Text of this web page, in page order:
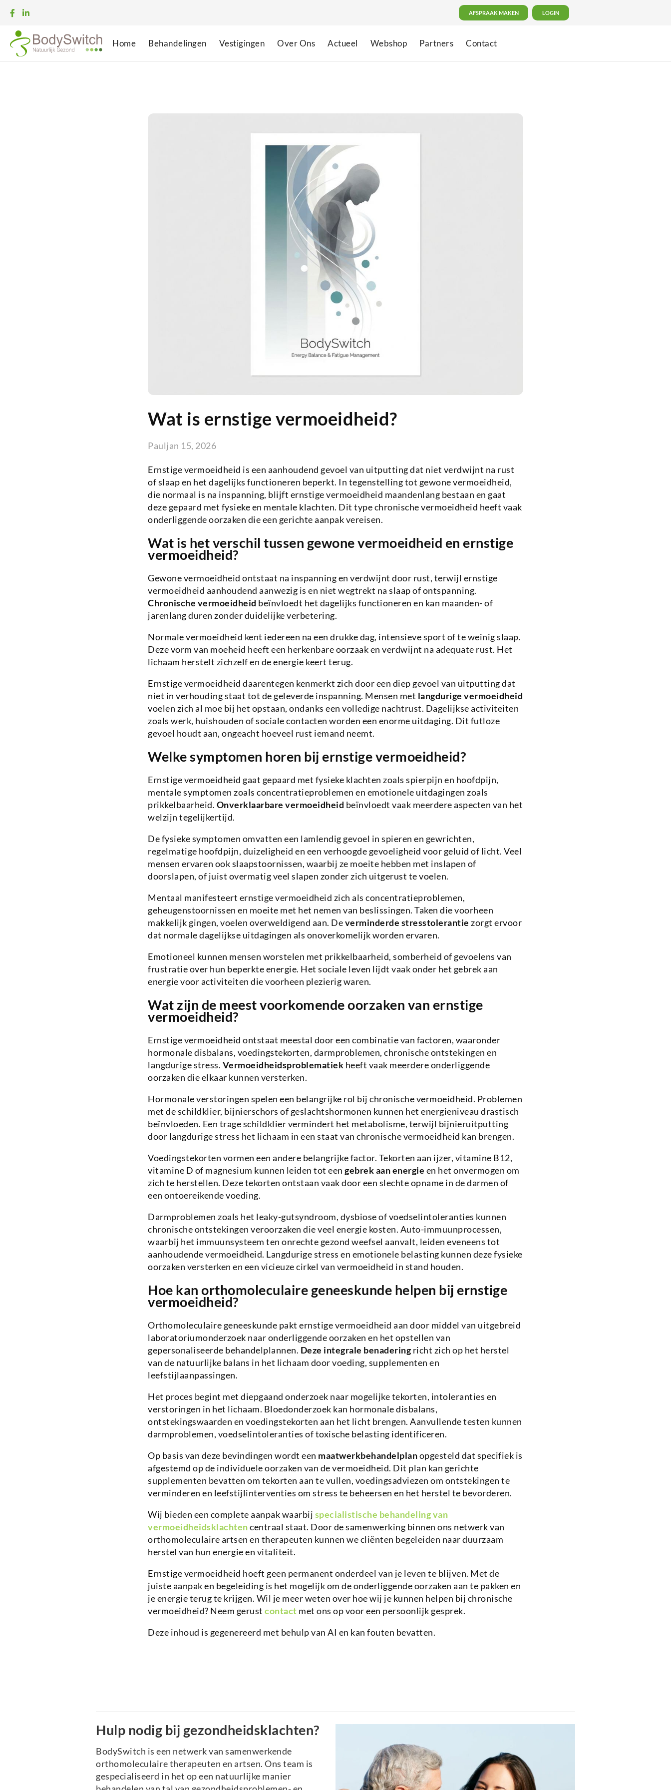
AFSPRAAK MAKEN LOGIN
Home Behandelingen Vestigingen Over Ons Actueel Webshop Partners Contact
Wat is ernstige vermoeidheid?
Pauljan 15, 2026
Ernstige vermoeidheid is een aanhoudend gevoel van uitputting dat niet verdwijnt na rust
of slaap en het dagelijks functioneren beperkt. In tegenstelling tot gewone vermoeidheid,
die normaal is na inspanning, blijft ernstige vermoeidheid maandenlang bestaan en gaat
deze gepaard met fysieke en mentale klachten. Dit type chronische vermoeidheid heeft vaak
onderliggende oorzaken die een gerichte aanpak vereisen.
Wat is het verschil tussen gewone vermoeidheid en ernstige
vermoeidheid?
Gewone vermoeidheid ontstaat na inspanning en verdwijnt door rust, terwijl ernstige
vermoeidheid aanhoudend aanwezig is en niet wegtrekt na slaap of ontspanning.
Chronische vermoeidheid beïnvloedt het dagelijks functioneren en kan maanden- of
jarenlang duren zonder duidelijke verbetering.
Normale vermoeidheid kent iedereen na een drukke dag, intensieve sport of te weinig slaap.
Deze vorm van moeheid heeft een herkenbare oorzaak en verdwijnt na adequate rust. Het
lichaam herstelt zichzelf en de energie keert terug.
Ernstige vermoeidheid daarentegen kenmerkt zich door een diep gevoel van uitputting dat
niet in verhouding staat tot de geleverde inspanning. Mensen met langdurige vermoeidheid
voelen zich al moe bij het opstaan, ondanks een volledige nachtrust. Dagelijkse activiteiten
zoals werk, huishouden of sociale contacten worden een enorme uitdaging. Dit futloze
gevoel houdt aan, ongeacht hoeveel rust iemand neemt.
Welke symptomen horen bij ernstige vermoeidheid?
Ernstige vermoeidheid gaat gepaard met fysieke klachten zoals spierpijn en hoofdpijn,
mentale symptomen zoals concentratieproblemen en emotionele uitdagingen zoals
prikkelbaarheid. Onverklaarbare vermoeidheid beïnvloedt vaak meerdere aspecten van het
welzijn tegelijkertijd.
De fysieke symptomen omvatten een lamlendig gevoel in spieren en gewrichten,
regelmatige hoofdpijn, duizeligheid en een verhoogde gevoeligheid voor geluid of licht. Veel
mensen ervaren ook slaapstoornissen, waarbij ze moeite hebben met inslapen of
doorslapen, of juist overmatig veel slapen zonder zich uitgerust te voelen.
Mentaal manifesteert ernstige vermoeidheid zich als concentratieproblemen,
geheugenstoornissen en moeite met het nemen van beslissingen. Taken die voorheen
makkelijk gingen, voelen overweldigend aan. Deverminderde stresstolerantie zorgt ervoor
dat normale dagelijkse uitdagingen als onoverkomelijk worden ervaren.
Emotioneel kunnen mensen worstelen met prikkelbaarheid, somberheid of gevoelens van
frustratie over hun beperkte energie. Het sociale leven lijdt vaak onder het gebrek aan
energie voor activiteiten die voorheen plezierig waren.
Wat zijn de meest voorkomende oorzaken van ernstige
vermoeidheid?
Ernstige vermoeidheid ontstaat meestal door een combinatie van factoren, waaronder
hormonale disbalans, voedingstekorten, darmproblemen, chronische ontstekingen en
langdurige stress. Vermoeidheidsproblematiek heeft vaak meerdere onderliggende
oorzaken die elkaar kunnen versterken.
Hormonale verstoringen spelen een belangrijke rol bij chronische vermoeidheid. Problemen
met de schildklier, bijnierschors of geslachtshormonen kunnen het energieniveau drastisch
beïnvloeden. Een trage schildklier vermindert het metabolisme, terwijl bijnieruitputting
door langdurige stress het lichaam in een staat van chronische vermoeidheid kan brengen.
Voedingstekorten vormen een andere belangrijke factor. Tekorten aan ijzer, vitamine B12,
vitamine D of magnesium kunnen leiden tot een gebrek aan energie en het onvermogen om
zich te herstellen. Deze tekorten ontstaan vaak door een slechte opname in de darmen of
een ontoereikende voeding.
Darmproblemen zoals het leaky-gutsyndroom, dysbiose of voedselintoleranties kunnen
chronische ontstekingen veroorzaken die veel energie kosten. Auto-immuunprocessen,
waarbij het immuunsysteem ten onrechte gezond weefsel aanvalt, leiden eveneens tot
aanhoudende vermoeidheid. Langdurige stress en emotionele belasting kunnen deze fysieke
oorzaken versterken en een vicieuze cirkel van vermoeidheid in stand houden.
Hoe kan orthomoleculaire geneeskunde helpen bij ernstige
vermoeidheid?
Orthomoleculaire geneeskunde pakt ernstige vermoeidheid aan door middel van uitgebreid
laboratoriumonderzoek naar onderliggende oorzaken en het opstellen van
gepersonaliseerde behandelplannen. Deze integrale benaderingricht zich op het herstel
van de natuurlijke balans in het lichaam door voeding, supplementen en
leefstijlaanpassingen.
Het proces begint met diepgaand onderzoek naar mogelijke tekorten, intoleranties en
verstoringen in het lichaam. Bloedonderzoek kan hormonale disbalans,
ontstekingswaarden en voedingstekorten aan het licht brengen. Aanvullende testen kunnen
darmproblemen, voedselintoleranties of toxische belasting identificeren.
Op basis van deze bevindingen wordt een maatwerkbehandelplanopgesteld dat specifiek is
afgestemd op de individuele oorzaken van de vermoeidheid. Dit plan kan gerichte
supplementen bevatten om tekorten aan te vullen, voedingsadviezen om ontstekingen te
verminderen en leefstijlinterventies om stress te beheersen en het herstel te bevorderen.
Wij bieden een complete aanpak waarbij specialistische behandeling van
vermoeidheidsklachtencentraal staat. Door de samenwerking binnen ons netwerk van
orthomoleculaire artsen en therapeuten kunnen we cliënten begeleiden naar duurzaam
herstel van hun energie en vitaliteit.
Ernstige vermoeidheid hoeft geen permanent onderdeel van je leven te blijven. Met de
juiste aanpak en begeleiding is het mogelijk om de onderliggende oorzaken aan te pakken en
je energie terug te krijgen. Wil je meer weten over hoe wij je kunnen helpen bij chronische
vermoeidheid? Neem gerust contact met ons op voor een persoonlijk gesprek.
Deze inhoud is gegenereerd met behulp van AI en kan fouten bevatten.
Hulp nodig bij gezondheidsklachten?
BodySwitch is een netwerk van samenwerkende
orthomoleculaire therapeuten en artsen. Ons team is
gespecialiseerd in het op een natuurlijke manier